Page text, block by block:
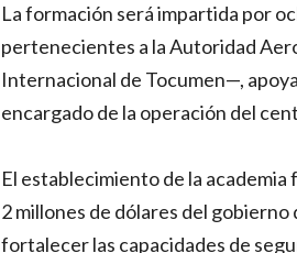
La formación será impartida por
pertenecientes a la Autoridad
Internacional de Tocumen—,
encargado de la operación del
El establecimiento de la academia
2 millones de dólares del gobierno
fortalecer las capacidades de